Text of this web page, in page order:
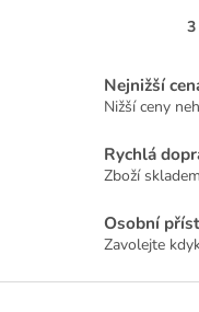
3
Nejnižší
Nižší ceny
Rychlá
Zboží
Osobní
Zavolejte
Z